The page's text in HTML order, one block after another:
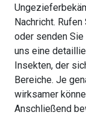
Nachricht.
oder senden Sie
uns eine
Insekten, der
Bereiche. Je
wirksamer
Anschließend